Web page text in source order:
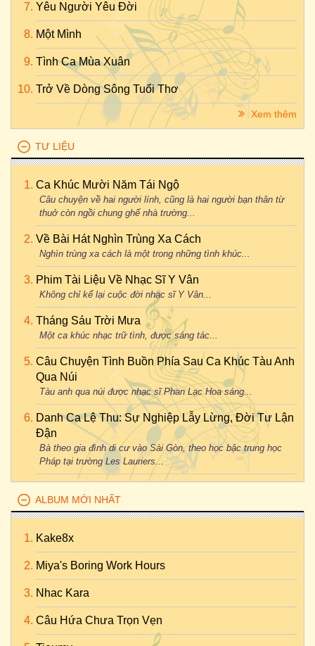
Yêu Người Yêu Đời
Một Mình
Tình Ca Mùa Xuân
Trở Về Dòng Sông Tuổi Thơ
Xem thêm
TƯ LIỆU
Ca Khúc Mười Năm Tái Ngộ
Câu chuyện về hai người lính, cũng là hai người bạn thân từ
thuở còn ngồi chung ghế nhà trường...
Về Bài Hát Nghìn Trùng Xa Cách
Nghìn trùng xa cách là một trong những tình khúc...
Phim Tài Liệu Về Nhạc Sĩ Y Vân
Không chỉ kể lại cuộc đời nhạc sĩ Y Vân...
Tháng Sáu Trời Mưa
Một ca khúc nhạc trữ tình, được sáng tác...
Câu Chuyện Tình Buồn Phía Sau Ca Khúc Tàu Anh
Qua Núi
Tàu anh qua núi được nhạc sĩ Phan Lạc Hoa sáng...
Danh Ca Lệ Thu: Sự Nghiệp Lẫy Lừng, Đời Tư Lận
Đận
Bà theo gia đình di cư vào Sài Gòn, theo học bậc trung học
Pháp tại trường Les Lauriers...
ALBUM MỚI NHẤT
Kake8x
Miya's Boring Work Hours
Nhac Kara
Câu Hứa Chưa Trọn Vẹn